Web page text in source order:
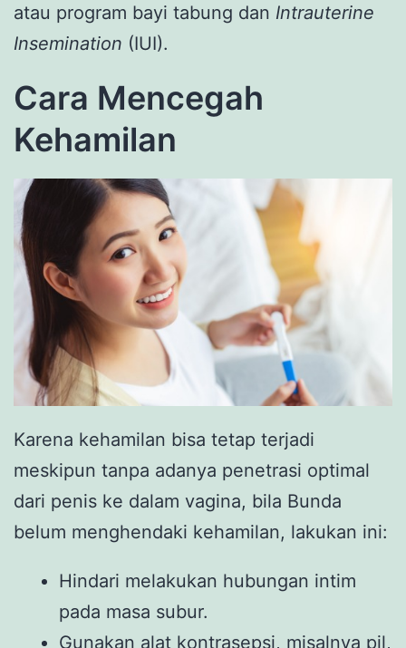
atau program bayi tabung dan Intrauterine
Insemination (IUI).
Cara Mencegah
Kehamilan
Karena kehamilan bisa tetap terjadi
meskipun tanpa adanya penetrasi optimal
dari penis ke dalam vagina, bila Bunda
belum menghendaki kehamilan, lakukan ini:
Hindari melakukan hubungan intim
pada masa subur.
Gunakan alat kontrasepsi, misalnya pil,